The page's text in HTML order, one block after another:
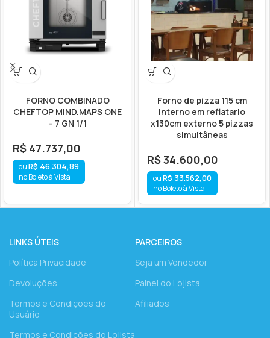
FORNO COMBINADO
CHEFTOP MIND.MAPS ONE
– 7 GN 1/1
R$ 47.737,00
R$ 46.304,89
no Boleto à Vista
Forno de pizza 115 cm
interno em reflatario
x130cm externo 5 pizzas
simultâneas
R$34.600,00
R$ 33.562,00
no Boleto à Vista
LINKS ÚTEIS
Política Privacidade
Devoluções
Termos e Condições do
Usuário
Termos e Condições do Lojista
PARCEIROS
Seja um Vendedor
Painel do Lojista
Afiliados